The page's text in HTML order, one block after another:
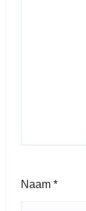
Naam *